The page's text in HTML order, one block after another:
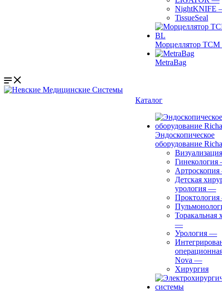
NightKNIFE
TissueSeal
Морцеллятор ТСМ
MetraBag
Каталог
Эндоскопическое
оборудование
Визуализация
Гинекология
Артроскопия
Детская
урология —
Проктология
Торакальная
—
Урология —
Nova —
Хирургия